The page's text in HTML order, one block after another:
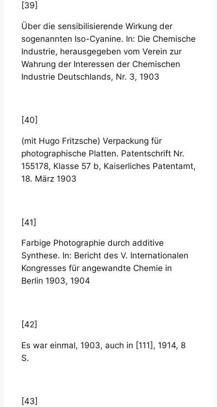
[39]
Über die sensibilisierende Wirkung der
sogenannten Iso-Cyanine. In: Die Chemische
Industrie, herausgegeben vom Verein zur
Wahrung der Interessen der Chemischen
Industrie Deutschlands, Nr. 3, 1903
[40]
(mit Hugo Fritzsche) Verpackung für
photographische Platten. Patentschrift Nr.
155178, Klasse 57 b, Kaiserliches Patentamt,
18. März 1903
[41]
Farbige Photographie durch additive
Synthese. In: Bericht des V. Internationalen
Kongresses für angewandte Chemie in
Berlin 1903, 1904
[42]
Es war einmal, 1903, auch in [111], 1914, 8
S.
[43]